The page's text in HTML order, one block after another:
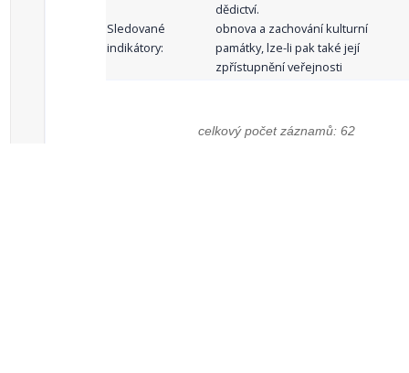
dědictví.
Sledované
indikátory:
obnova a zachování kulturní
památky, lze-li pak také její
zpřístupnění veřejnosti
celkový počet záznamů: 62